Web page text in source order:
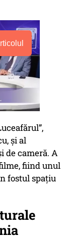
și al
de cameră. A
fiind unul
fostul spațiu